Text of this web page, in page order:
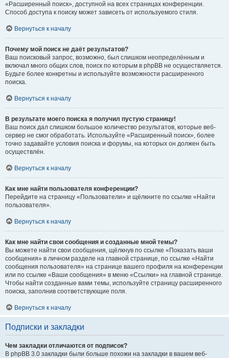
«Расширенный поиск», доступной на всех страницах конференции.
Способ доступа к поиску может зависеть от используемого стиля.
Вернуться к началу
Почему мой поиск не даёт результатов?
Ваш поисковый запрос, возможно, был слишком неопределённым и
включал много общих слов, поиск по которым в phpBB не осуществляется.
Будьте более конкретны и используйте возможности расширенного
поиска.
Вернуться к началу
В результате моего поиска я получил пустую страницу!
Ваш поиск дал слишком большое количество результатов, которые веб-
сервер не смог обработать. Используйте «Расширенный поиск», более
точно задавайте условия поиска и форумы, на которых он должен быть
осуществлён.
Вернуться к началу
Как мне найти пользователя конференции?
Перейдите на страницу «Пользователи» и щёлкните по ссылке «Найти
пользователя».
Вернуться к началу
Как мне найти свои сообщения и созданные мной темы?
Вы можете найти свои сообщения, щёлкнув по ссылке «Показать ваши
сообщения» в личном разделе на главной странице, по ссылке «Найти
сообщения пользователя» на странице вашего профиля на конференции
или по ссылке «Ваши сообщения» в меню «Ссылки» на главной странице.
Чтобы найти созданные вами темы, используйте страницу расширенного
поиска, заполнив соответствующие поля.
Вернуться к началу
Подписки и закладки
Чем закладки отличаются от подписок?
В phpBB 3.0 закладки были больше похожи на закладки в вашем веб-